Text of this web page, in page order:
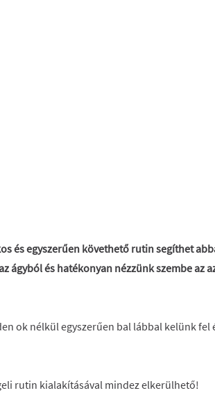
és egyszerűen követhető rutin segíthet
ágyból és hatékonyan nézzünk szembe az
ok nélkül egyszerűen bal lábbal kelünk fel
rutin kialakításával mindez elkerülhető!